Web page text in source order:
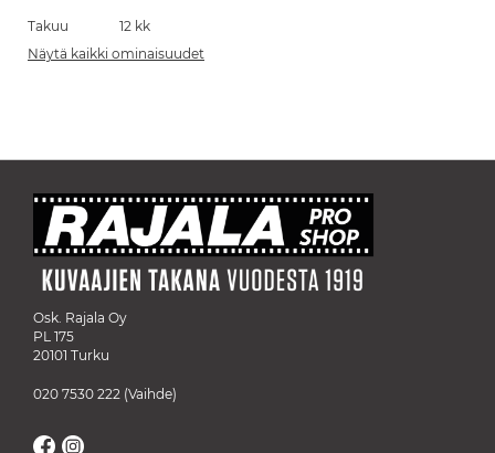
Takuu
12 kk
Näytä kaikki ominaisuudet
Osk. Rajala Oy
PL 175
20101 Turku
020 7530 222 (Vaihde)